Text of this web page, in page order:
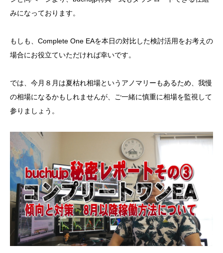
みになっております。
もしも、Complete One EAを本日の対比した検討活用をお考えの
場合にお役立ていただければ幸いです。
では、今月８月は夏枯れ相場というアノマリーもあるため、我慢
の相場になるかもしれませんが、ご一緒に慎重に相場を監視して
参りましょう。